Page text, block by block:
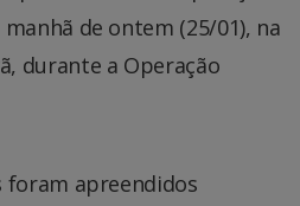
de ontem (25/01), na
durante a Operação
foram apreendidos